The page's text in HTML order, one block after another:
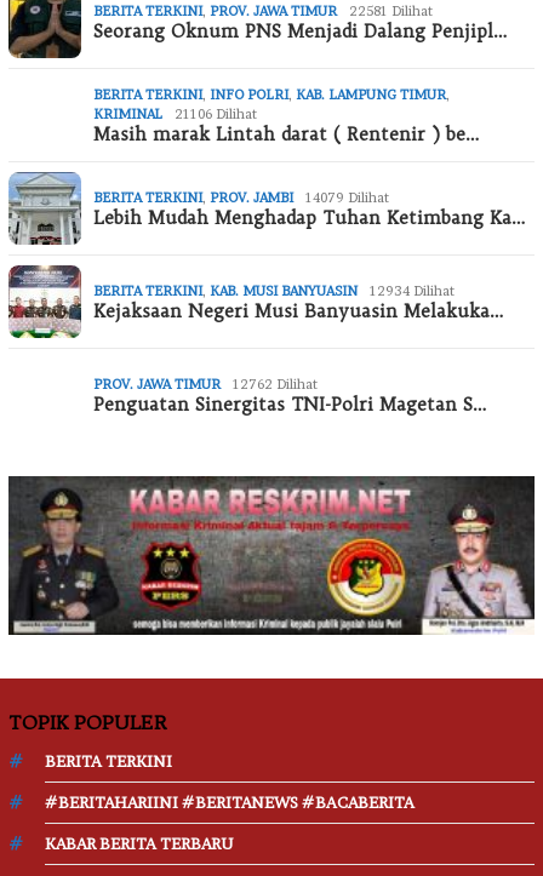
BERITA TERKINI, PROV. JAWA TIMUR 22581 Dilihat
Seorang Oknum PNS Menjadi Dalang Penjipl…
BERITA TERKINI, INFO POLRI, KAB. LAMPUNG TIMUR
KRIMINAL
21106 Dilihat
Masih marak Lintah darat ( Rentenir ) be…
BERITA TERKINI, PROV. JAMBI 14079 Dilihat
Lebih Mudah Menghadap Tuhan Ketimbang Ka…
BERITA TERKINI, KAB. MUSI BANYUASIN 12934 Dilihat
Kejaksaan Negeri Musi Banyuasin Melakuka…
PROV. JAWA TIMUR 12762 Dilihat
Penguatan Sinergitas TNI-Polri Magetan S…
TOPIK POPULER
BERITA TERKINI
#BERITAHARIINI #BERITANEWS #BACABERITA
KABAR BERITA TERBARU